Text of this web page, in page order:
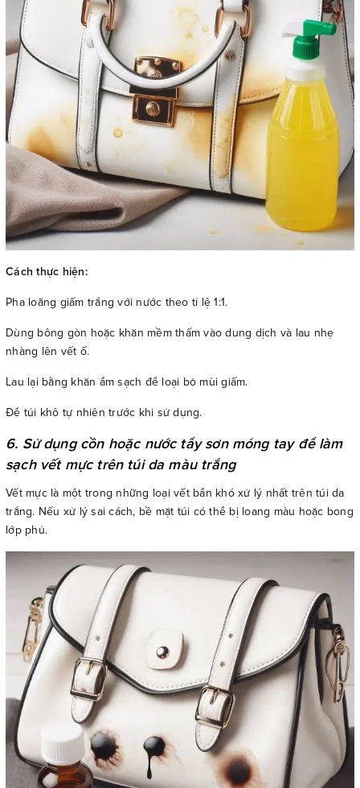
Cách thực hiện:
Pha loãng giấm trắng với nước theo tỉ lệ 1:1.
Dùng bông gòn hoặc khăn mềm thấm vào dung dịch và lau nhẹ
nhàng lên vết ố.
Lau lại bằng khăn ẩm sạch để loại bỏ mùi giấm.
Để túi khô tự nhiên trước khi sử dụng.
6. Sử dụng cồn hoặc nước tẩy sơn móng tay để làm
sạch vết mực trên túi da màu trắng
Vết mực là một trong những loại vết bẩn khó xử lý nhất trên túi da
trắng. Nếu xử lý sai cách, bề mặt túi có thể bị loang màu hoặc bong
lớp phủ.